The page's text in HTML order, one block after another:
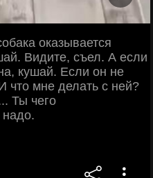
оказывается
Видите, съел. А если
кушай. Если он не
что мне делать с ней?
Ты чего